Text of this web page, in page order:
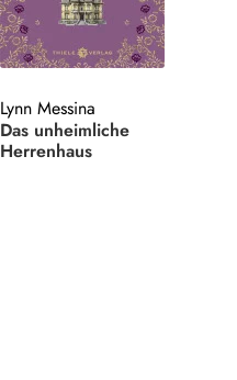
Lynn Messina
Das unheimliche
Herrenhaus